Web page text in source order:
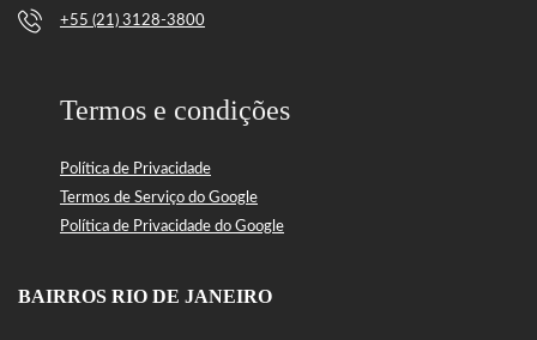
+55 (21) 3128-3800
Termos e condições
Política de Privacidade
Termos de Serviço do Google
Política de Privacidade do Google
BAIRROS RIO DE JANEIRO